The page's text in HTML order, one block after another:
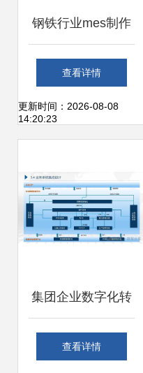
钢铁行业mes制作
执行系统应用
查看详情
更新时间：2026-08-08
14:20:23
集团企业数字化转
型蓝图规划及顶层
查看详情